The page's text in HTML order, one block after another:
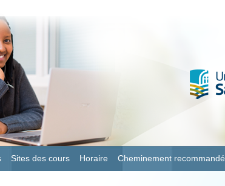
Sites des cours Horaire Cheminement recommandé